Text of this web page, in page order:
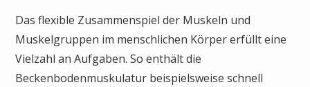
Das flexible Zusammenspiel der Muskeln und
Muskelgruppen im menschlichen Körper erfüllt eine
Vielzahl an Aufgaben. So enthält die
Beckenbodenmuskulatur beispielsweise schnell